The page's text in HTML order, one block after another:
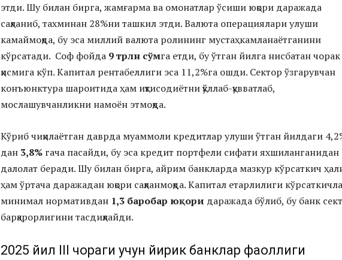
этди. Шу билан бирга, жамғарма ва омонатлар ўсиши юқори даражада
сақланиб, тахминан 28%ни ташкил этди. Валюта операциялари улуши
камаймоқда, бу эса миллий валюта ролининг мустаҳкамланаётганини
кўрсатади. Соф фойда 9 трлн сўмга етди, бу ўтган йилга нисбатан чорак
қисмига кўп. Капитал рентабеллиги эса 11,2%га ошди. Сектор ўзгарувчан
конъюнктура шароитида ҳам иқтисодиётни қўллаб-қувватлаб,
мослашувчанликни намоён этмоқда.
Кўриб чиқилаётган даврда муаммоли кредитлар улуши ўтган йилдаги
дан 3,8% гача пасайди, бу эса кредит портфели сифати яхшиланганидан
далолат беради. Шу билан бирга, айрим банкларда мазкур кўрсаткич
ҳам ўртача даражадан юқори сақланмоқда. Капитал етарлилиги
минимал нормативдан 1,3 баробар юқори даражада бўлиб, бу банк
барқарорлигини тасдиқлайди.
2025 йил III чораги учун йирик банклар фаоллиги